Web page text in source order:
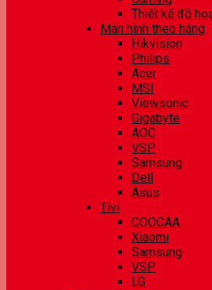
Thiết kế đồ
Màn hình theo hãng
Hikvision
Philips
Acer
MSI
Viewsonic
Gigabyte
AOC
VSP
Samsung
Dell
Asus
Tivi
COOCAA
Xiaomi
Samsung
VSP
LG